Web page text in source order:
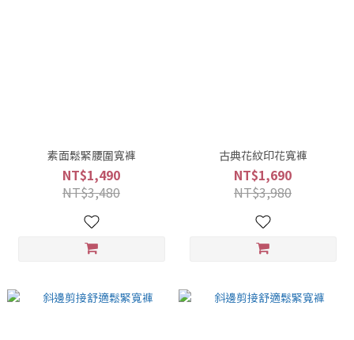
素面鬆緊腰圍寬褲
NT$1,490
NT$3,480
古典花紋印花寬褲
NT$1,690
NT$3,980